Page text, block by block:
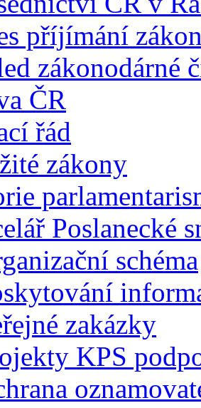
příjímání
zákonodárné
ČR
řád
zákony
Poslanecké
schéma
zakázky
KPS